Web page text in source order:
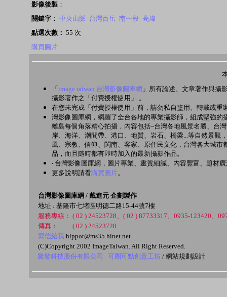
影像後製：
關鍵字： 中央山脈- 台灣百岳- 南一段- 亮瑋
點選次數： 55 次
購買圖片
「 image taiwan 台灣影像圖庫網 」所有論述、文章著作與攝
攝影著作之「付費授權使用」 。
在您未完成「付費授權使用」前，請勿私自盜用、轉載或
灣影像圖庫網，網羅了全台各地的專業攝影師，組成堅強
離島每個角落精心拍攝，內容包括~台灣各地風景名勝、台
岸、海洋、潮間帶、港口、地質、岩石、橋梁...等自然景觀
風、宗教、信仰、閩南、客家、原住民文化，台灣各大城
品，而且隨時都有即時加入的最新攝影作品。
‧ 台灣影像圖庫網，圖片專業、畫質細膩、內容豐富、題材
更多說明請看購買圖片。
台灣影像圖庫網 / 戴進元 企劃製作
地址 : 基隆市七堵區明德二路15-44號7樓
服務專線： ( 02 ) 24523728、( 02 ) 87733317、0935-123420、
傳真： ( 02 ) 24523728
寫信給我 hippot@ms35.hinet.net
(C)Copyright 2002 ImageTaiwan. All Right Reserved.
騰發科技股份有限公司
可圈可點創意工坊/ 網站規劃設計